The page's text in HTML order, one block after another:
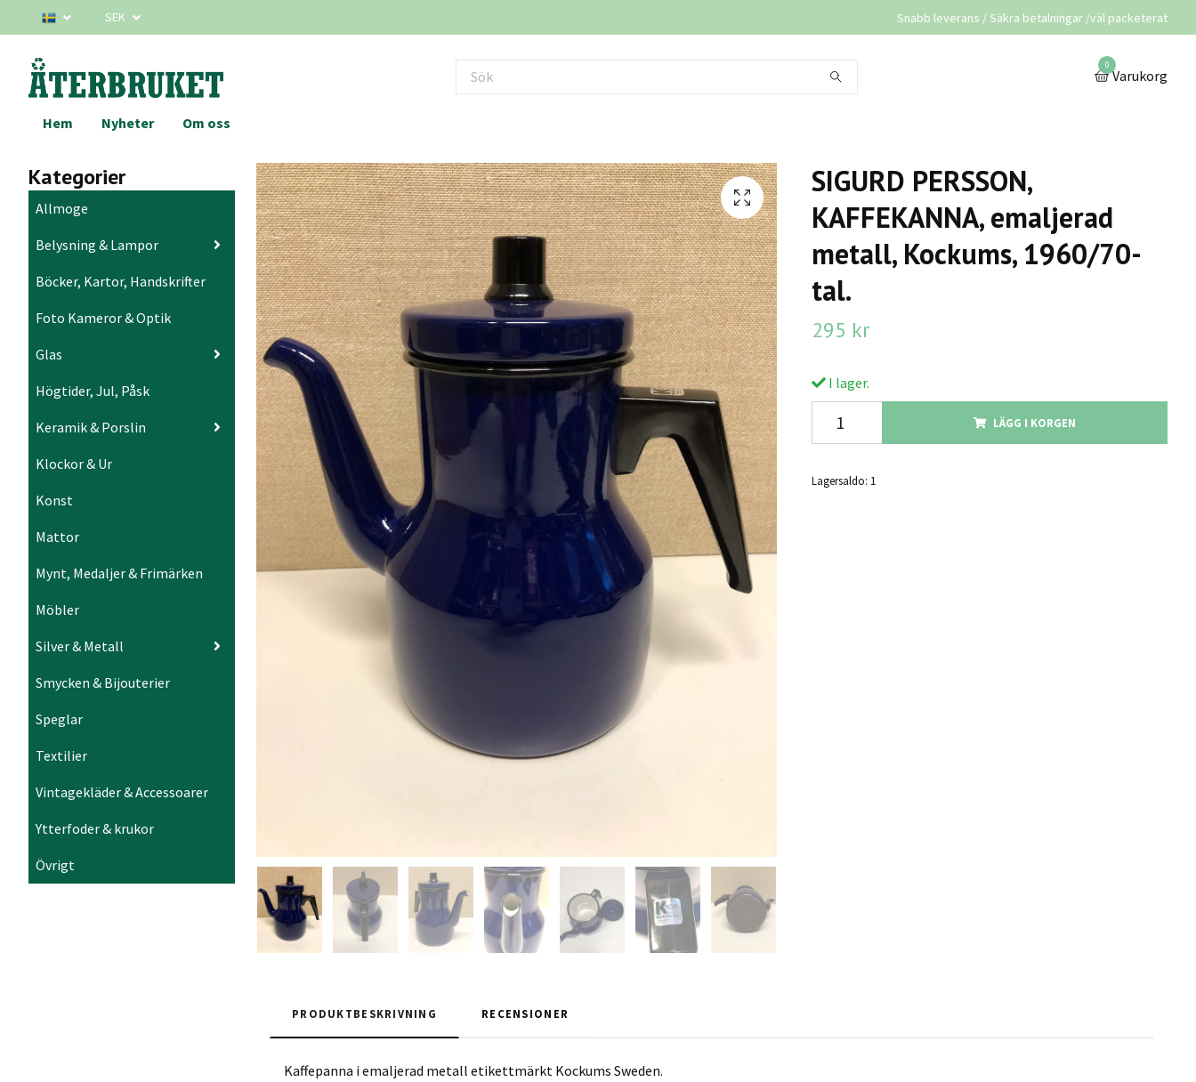
SEK Snabb leverans / Säkra betalningar /väl packeterat
0
Varukorg
Hem Nyheter Om oss
Kategorier
Allmoge
Belysning & Lampor
Böcker, Kartor, Handskrifter
Foto Kameror & Optik
Glas
Högtider, Jul, Påsk
Keramik & Porslin
Klockor & Ur
Konst
Mattor
Mynt, Medaljer & Frimärken
Möbler
Silver & Metall
Smycken & Bijouterier
Speglar
Textilier
Vintagekläder & Accessoarer
Ytterfoder & krukor
Övrigt
SIGURD PERSSON,
KAFFEKANNA, emaljerad
metall, Kockums, 1960/70-
tal.
295 kr
I lager.
LÄGG I KORGEN
Lagersaldo: 1
PRODUKTBESKRIVNING RECENSIONER
Kaffepanna i emaljerad metall etikettmärkt Kockums Sweden.